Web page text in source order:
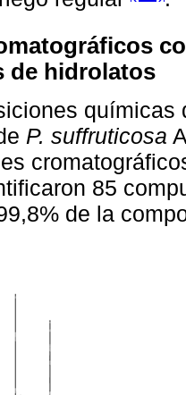
de hidrolatos
P. suffruticosa
85
de la